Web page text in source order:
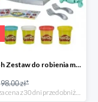
Play-Doh Zestaw do robienia makaronów -23%
98.00 zł*